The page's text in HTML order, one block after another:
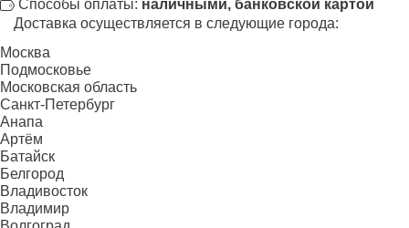
Способы оплаты: наличными, банковской картой
Доставка осуществляется в следующие города:
Москва
Подмосковье
Московская область
Санкт-Петербург
Анапа
Артём
Батайск
Белгород
Владивосток
Владимир